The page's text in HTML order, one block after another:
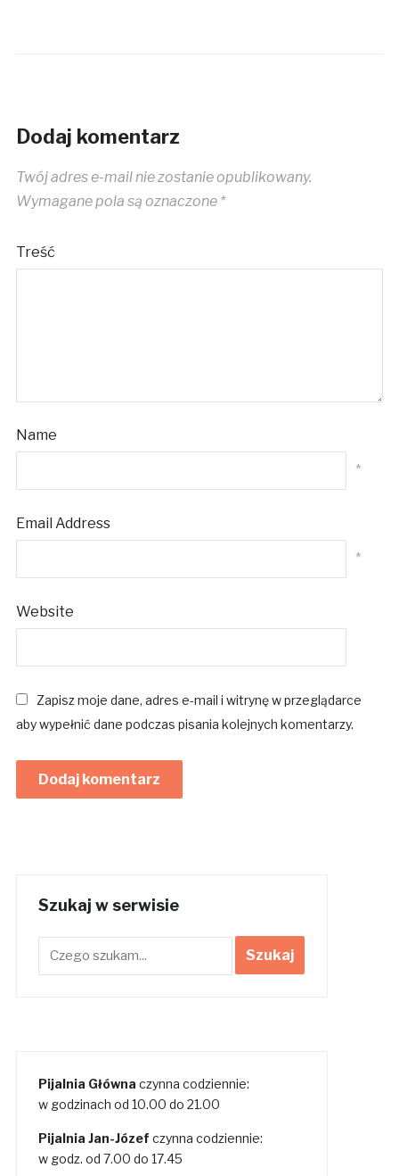
Dodaj komentarz
Twój adres e-mail nie zostanie opublikowany.
Wymagane pola są oznaczone *
Treść
Name
*
Email Address
*
Website
Zapisz moje dane, adres e-mail i witrynę w przeglądarce
aby wypełnić dane podczas pisania kolejnych komentarzy.
Szukaj w serwisie
Pijalnia Główna czynna codziennie:
w godzinach od 10.00 do 21.00
Pijalnia Jan-Józef czynna codziennie:
w godz. od 7.00 do 17.45